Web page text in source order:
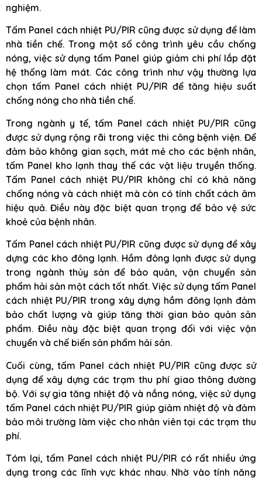
nghiệm.
Tấm Panel cách nhiệt PU/PIR cũng được sử dụng để làm
nhà tiền chế. Trong một số công trình yêu cầu chống
nóng, việc sử dụng tấm Panel giúp giảm chi phí lắp đặt
hệ thống làm mát. Các công trình như vậy thường lựa
chọn tấm Panel cách nhiệt PU/PIR để tăng hiệu suất
chống nóng cho nhà tiền chế.
Trong ngành y tế, tấm Panel cách nhiệt PU/PIR cũng
được sử dụng rộng rãi trong việc thi công bệnh viện. Để
đảm bảo không gian sạch, mát mẻ cho các bệnh nhân,
tấm Panel kho lạnh thay thế các vật liệu truyền thống.
Tấm Panel cách nhiệt PU/PIR không chỉ có khả năng
chống nóng và cách nhiệt mà còn có tính chất cách âm
hiệu quả. Điều này đặc biệt quan trọng để bảo vệ sức
khoẻ của bệnh nhân.
Tấm Panel cách nhiệt PU/PIR cũng được sử dụng để xây
dựng các kho đông lạnh. Hầm đông lạnh được sử dụng
trong ngành thủy sản để bảo quản, vận chuyển sản
phẩm hải sản một cách tốt nhất. Việc sử dụng tấm Panel
cách nhiệt PU/PIR trong xây dựng hầm đông lạnh đảm
bảo chất lượng và giúp tăng thời gian bảo quản sản
phẩm. Điều này đặc biệt quan trọng đối với việc vận
chuyển và chế biến sản phẩm hải sản.
Cuối cùng, tấm Panel cách nhiệt PU/PIR cũng được sử
dụng để xây dựng các trạm thu phí giao thông đường
bộ. Với sự gia tăng nhiệt độ và nắng nóng, việc sử dụng
tấm Panel cách nhiệt PU/PIR giúp giảm nhiệt độ và đảm
bảo môi trường làm việc cho nhân viên tại các trạm thu
phí.
Tóm lại, tấm Panel cách nhiệt PU/PIR có rất nhiều ứng
dụng trong các lĩnh vực khác nhau. Nhờ vào tính năng